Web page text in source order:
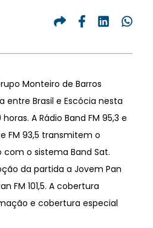
Monteiro de Barros
Brasil e Escócia nesta
A Rádio Band FM 95,3 e
FM 93,5 transmitem o
o sistema Band Sat.
da partida a Jovem Pan
FM 101,5. A cobertura
e cobertura especial